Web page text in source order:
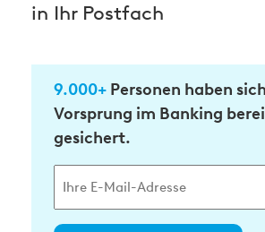
in Ihr Postfach
9.000+ Personen haben
Vorsprung im Banking
gesichert.